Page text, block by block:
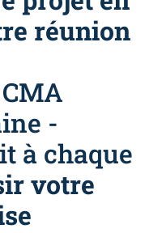
réunion
-
à chaque
votre